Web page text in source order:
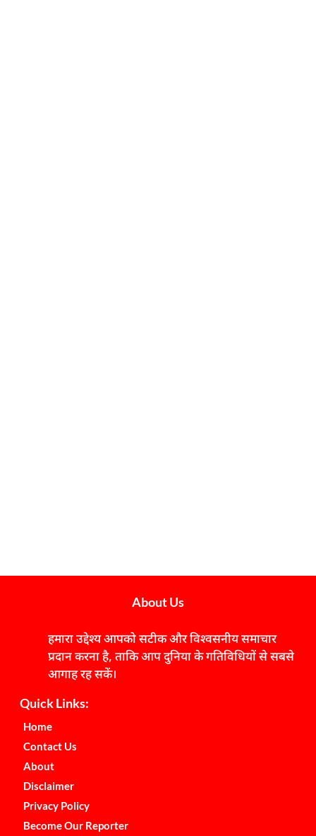
About Us
हमारा उद्देश्य आपको सटीक और विश्वसनीय समाचार
प्रदान करना है, ताकि आप दुनिया के गतिविधियों से सबसे
आगाह रह सकें।
Quick Links:
Home
Contact Us
About
Disclaimer
Privacy Policy
Become Our Reporter